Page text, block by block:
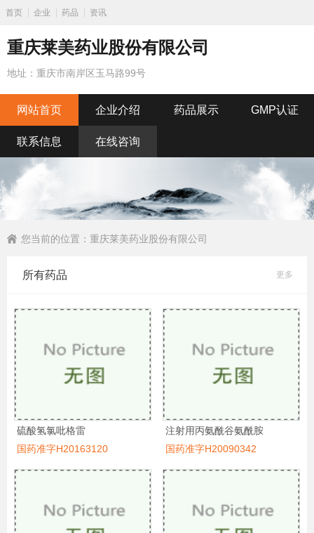
首页 企业 药品 资讯
重庆莱美药业股份有限公司
地址：重庆市南岸区玉马路99号
网站首页 企业介绍 药品展示 GMP认证
联系信息 在线咨询
您当前的位置： 重庆莱美药业股份有限公司
所有药品 更多
硫酸氢氯吡格雷
国药准字H20163120
注射用丙氨酰谷氨酰胺
国药准字H20090342